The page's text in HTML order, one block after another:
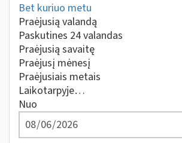
Bet kuriuo metu
Praėjusią valandą
Paskutines 24 valandas
Praėjusią savaitę
Praėjusį mėnesį
Praėjusiais metais
Laikotarpyje…
Nuo